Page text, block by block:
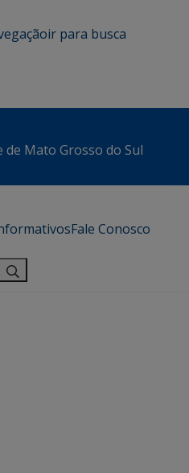
ir para busca
Mato Grosso do Sul
Fale Conosco